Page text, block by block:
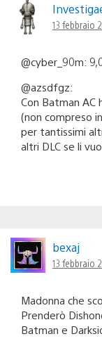
13 febbraio
@cyber_90m:
@azsdfgz:
Con Batman AC
(non compreso
per tantissimi
altri DLC se li
bexaj
13 febbraio
Madonna che
Prenderò
Batman e